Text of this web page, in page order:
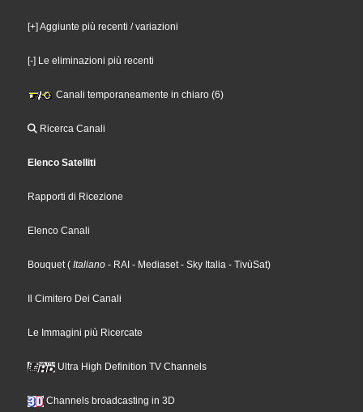
[+] Aggiunte più recenti / variazioni
[-] Le eliminazioni più recenti
Canali temporaneamente in chiaro (6)
Ricerca Canali
Elenco Satelliti
Rapporti di Ricezione
Elenco Canali
Bouquet( Italiano - RAI - Mediaset- Sky Italia - TivùSat)
Il Cimitero Dei Canali
Le Immagini più Ricercate
Ultra High Definition TV Channels
Channels broadcasting in 3D